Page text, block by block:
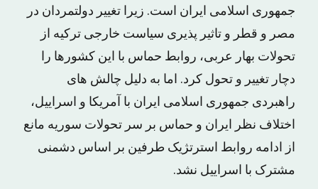
جمهورى اسلامى ایران است. زیرا تغییر دولتمردان در
مصر و قطر و تاثیر پذیرى سیاست خارجى ترکیه از
تحولات بهار عربى، روابط حماس با این کشورها را
دچار تغییر و تحول کرد. اما به دلیل چالش هاى
راهبردى جمهورى اسلامى ایران با آمریکا و اسراییل،
اختلاف نظر ایران و حماس بر سر تحولات سوریه مانع
از ادامه روابط استرتژیک طرفین بر اساس دشمنى
مشترک با اسراییل نشد.